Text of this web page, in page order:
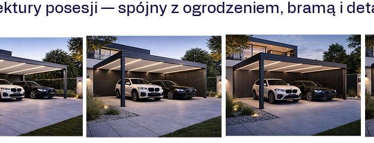
posesji — spójny z ogrodzeniem, bramą i